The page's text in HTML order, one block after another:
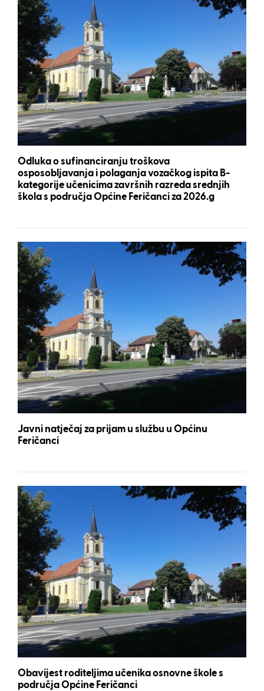
Odluka o sufinanciranju troškova
osposobljavanja i polaganja vozačkog ispita B-
kategorije učenicima završnih razreda srednjih
škola s područja Općine Feričanci za 2026.g
Javni natječaj za prijam u službu u Općinu
Feričanci
Obavijest roditeljima učenika osnovne škole s
područja Općine Feričanci